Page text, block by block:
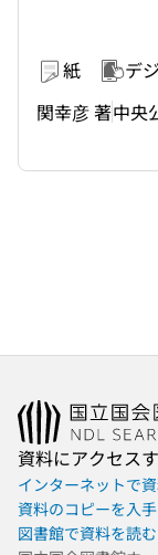
紙 デ
関幸彦 著中央
資料にアクセス
インターネットで
資料のコピーを入
図書館で資料を読む